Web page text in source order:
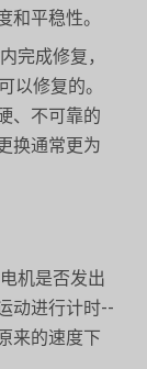
和平稳性。
完成修复，
以修复的。
、不可靠的
换通常更为
机是否发出
动进行计时--
来的速度下